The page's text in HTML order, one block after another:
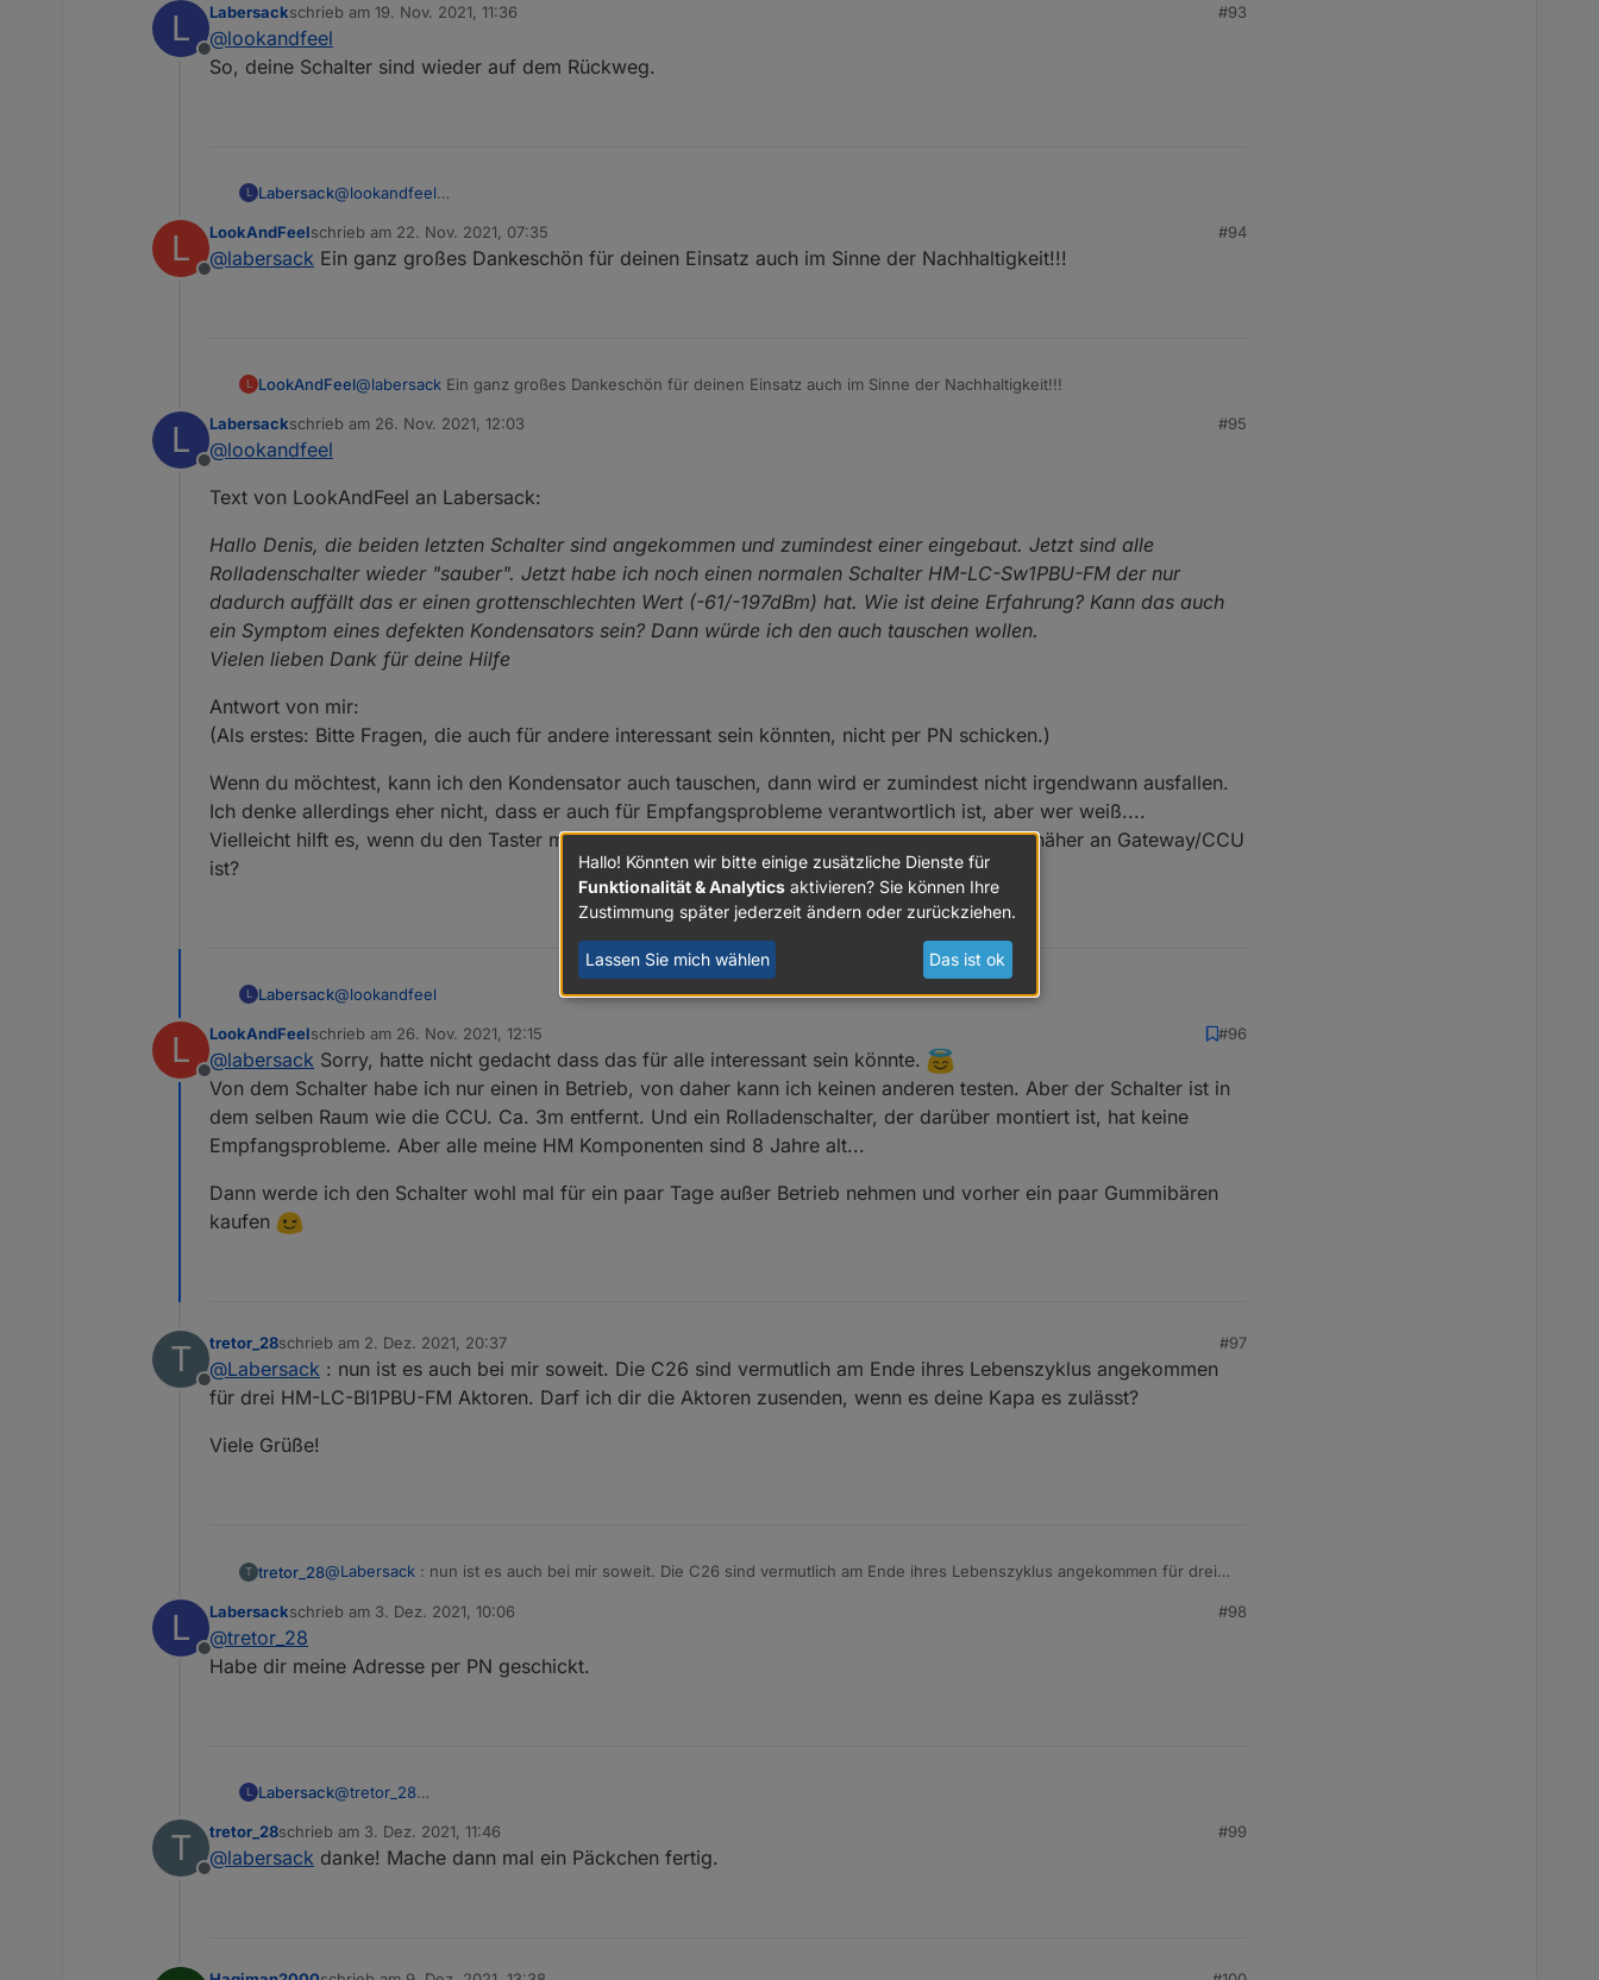
L
Offline
Labersackschrieb am 19. Nov. 2021, 11:36
zuletzt editiert von
#93
@lookandfeel
So, deine Schalter sind wieder auf dem Rückweg.
L Labersack@lookandfeel
L
Offline
LookAndFeelschrieb am 22. Nov. 2021, 07:35
zuletzt editiert von
#94
@labersack Ein ganz großes Dankeschön für deinen Einsatz auch im Sinne der Nachhaltigkeit!!!
L LookAndFeel@labersack Ein ganz großes Dankeschön für deinen Einsatz auch im Sinne der Nachhaltigkeit!!!
L
Offline
Labersackschrieb am 26. Nov. 2021, 12:03
zuletzt editiert von
#95
@lookandfeel
Text von LookAndFeel an Labersack:
Hallo Denis, die beiden letzten Schalter sind angekommen und zumindest einer eingebaut. Jetzt sind alle
Rolladenschalter wieder "sauber". Jetzt habe ich noch einen normalen Schalter HM-LC-Sw1PBU-FM der nur
dadurch auffällt das er einen grottenschlechten Wert (-61/-197dBm) hat. Wie ist deine Erfahrung? Kann das auch
ein Symptom eines defekten Kondensators sein? Dann würde ich den auch tauschen wollen.
Vielen lieben Dank für deine Hilfe
Antwort von mir:
(Als erstes: Bitte Fragen, die auch für andere interessant sein könnten, nicht per PN schicken.)
Wenn du möchtest, kann ich den Kondensator auch tauschen, dann wird er zumindest nicht irgendwann ausfallen.
Ich denke allerdings eher nicht, dass er auch für Empfangsprobleme verantwortlich ist, aber wer weiß....
Vielleicht hilft es, wenn du den Taster mit schlechtem Empfang gegen einen austauscht, der näher an Gateway/CCU
ist?
L Labersack@lookandfeel
Text von LookAndFeel an Labersack:
Hallo Denis, die beiden letzten Schalter sind angekommen und zumindest einer eingebaut. Jetzt sind alle Rolladenschalter
wieder "sauber". Jetzt habe ich noch einen normalen Schalter HM-LC-Sw1PBU-FM der nur dadurch auffällt das er einen
grottenschlechten Wert (-61/-197dBm) hat. Wie ist deine Erfahrung? Kann das auch ein Symptom eines defekten
Kondensators sein? Dann würde ich den auch tauschen wollen.
(Als erstes: Bitte Fragen, die auch für andere interessant sein könnten, nicht per PN schicken.)
Ich denke allerdings eher nicht, dass er auch für Empfangsprobleme verantwortlich ist, aber wer weiß....
L
Offline
LookAndFeelschrieb am 26. Nov. 2021, 12:15
zuletzt editiert von
#96
@labersack Sorry, hatte nicht gedacht dass das für alle interessant sein könnte.
Von dem Schalter habe ich nur einen in Betrieb, von daher kann ich keinen anderen testen. Aber der Schalter ist in
dem selben Raum wie die CCU. Ca. 3m entfernt. Und ein Rolladenschalter, der darüber montiert ist, hat keine
Empfangsprobleme. Aber alle meine HM Komponenten sind 8 Jahre alt...
Dann werde ich den Schalter wohl mal für ein paar Tage außer Betrieb nehmen und vorher ein paar Gummibären
kaufen
T
Offline
tretor_28schrieb am 2. Dez. 2021, 20:37
zuletzt editiert von
#97
@Labersack : nun ist es auch bei mir soweit. Die C26 sind vermutlich am Ende ihres Lebenszyklus angekommen
für drei HM-LC-Bl1PBU-FM Aktoren. Darf ich dir die Aktoren zusenden, wenn es deine Kapa es zulässt?
Viele Grüße!
T tretor_28@Labersack : nun ist es auch bei mir soweit. Die C26 sind vermutlich am Ende ihres Lebenszyklus angekommen für drei
Viele Grüße!
L
Offline
Labersackschrieb am 3. Dez. 2021, 10:06
zuletzt editiert von
#98
@tretor_28
Habe dir meine Adresse per PN geschickt.
L Labersack@tretor_28
T
Offline
tretor_28schrieb am 3. Dez. 2021, 11:46
zuletzt editiert von
#99
@labersack danke! Mache dann mal ein Päckchen fertig.
Hallo! Könnten wir bitte einige zusätzliche Dienste für
Funktionalität & Analytics aktivieren? Sie können Ihre
Zustimmung später jederzeit ändern oder zurückziehen.
Lassen Sie mich wählen Das ist ok